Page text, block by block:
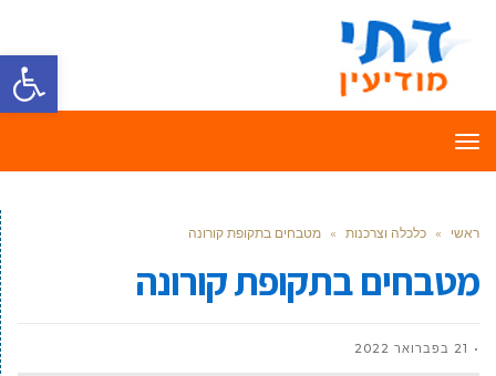
פתח
תפריט
ראשי » כלכלה וצרכנות » מטבחים בתקופת קורונה
מטבחים בתקופת קורונה
21 בפברואר 2022